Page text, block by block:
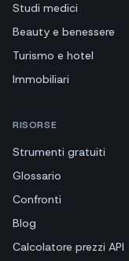
Studi medici
Beauty e benessere
Turismo e hotel
Immobiliari
RISORSE
Strumenti gratuiti
Glossario
Confronti
Blog
Calcolatore prezzi API